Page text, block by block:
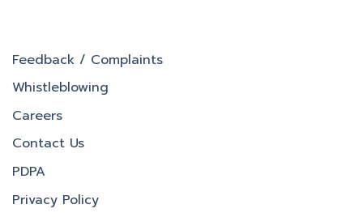
Feedback / Complaints
Whistleblowing
Careers
Contact Us
PDPA
Privacy Policy